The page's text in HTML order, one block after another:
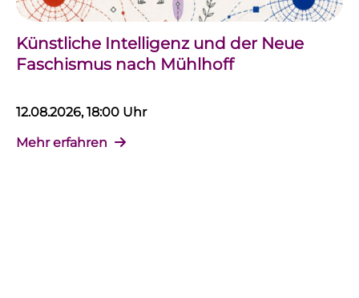
Künstliche Intelligenz und der Neue
Faschismus nach Mühlhoff
12.08.2026, 18:00 Uhr
Mehr erfahren